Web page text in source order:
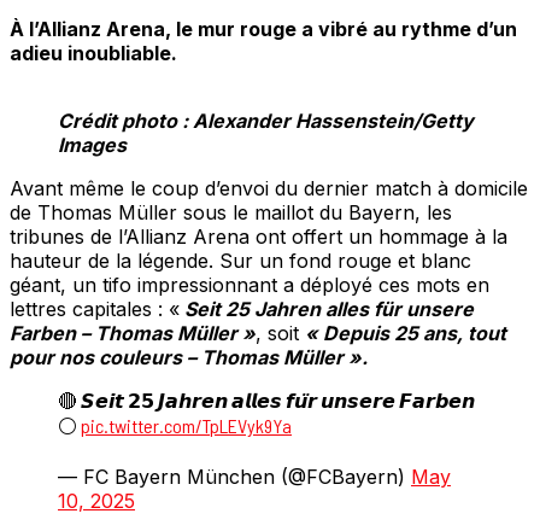
À l’Allianz Arena, le mur rouge a vibré au rythme d’un
adieu inoubliable.
Crédit photo : Alexander Hassenstein/Getty
Images
Avant même le coup d’envoi du dernier match à domicile
de Thomas Müller sous le maillot du Bayern, les
tribunes de l’Allianz Arena ont offert un hommage à la
hauteur de la légende. Sur un fond rouge et blanc
géant, un tifo impressionnant a déployé ces mots en
lettres capitales : « Seit 25 Jahren alles für unsere
Farben – Thomas Müller », soit «Depuis 25 ans, tout
pour nos couleurs – Thomas Müller ».
🔴 𝙎𝙚𝙞𝙩 𝟮𝟱 𝙅𝙖𝙝𝙧𝙚𝙣 𝙖𝙡𝙡𝙚𝙨 𝙛𝙪̈𝙧 𝙪𝙣𝙨𝙚𝙧𝙚 𝙁𝙖𝙧𝙗𝙚𝙣
⚪ pic.twitter.com/TpLEVyk9Ya
— FC Bayern München (@FCBayern) May
10, 2025